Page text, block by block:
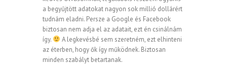
a begyűjtött adatokat nagyon sok millió dollárért
tudnám eladni. Persze a Google és Facebook
biztosan nem adja el az adatait, ezt én csinálnám
így.
A legkevésbé sem szeretném, ezt elhinteni
az éterben, hogy ők így működnek. Biztosan
minden szabályt betartanak.